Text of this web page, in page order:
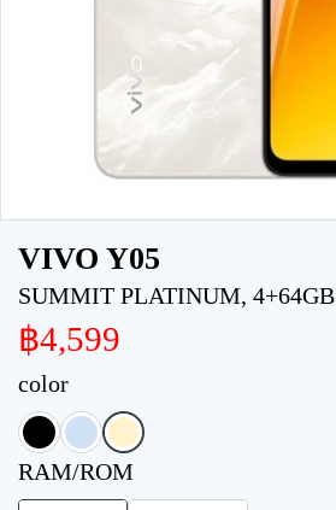
VIVO Y05
SUMMIT PLATINUM, 4+64GB
฿4,599
color
RAM/ROM